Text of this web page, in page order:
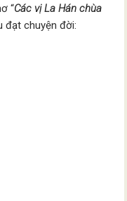
“Các vị La Hán chùa
đạt chuyện đời: